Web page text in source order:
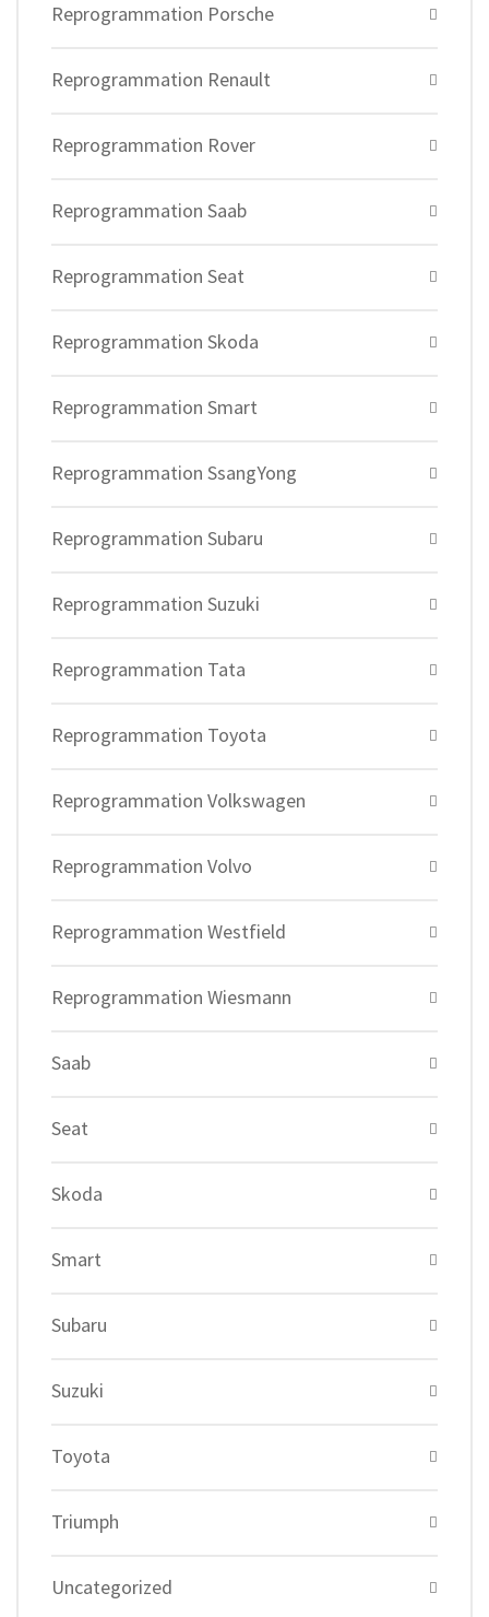
Reprogrammation Porsche
Reprogrammation Renault
Reprogrammation Rover
Reprogrammation Saab
Reprogrammation Seat
Reprogrammation Skoda
Reprogrammation Smart
Reprogrammation SsangYong
Reprogrammation Subaru
Reprogrammation Suzuki
Reprogrammation Tata
Reprogrammation Toyota
Reprogrammation Volkswagen
Reprogrammation Volvo
Reprogrammation Westfield
Reprogrammation Wiesmann
Saab
Seat
Skoda
Smart
Subaru
Suzuki
Toyota
Triumph
Uncategorized